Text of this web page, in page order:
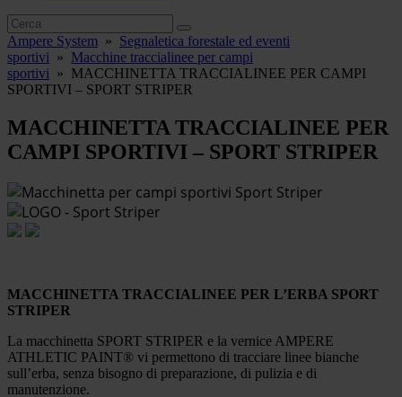
Ampere System » Segnaletica forestale ed eventi
sportivi » Macchine traccialinee per campi
sportivi » MACCHINETTA TRACCIALINEE PER CAMPI
SPORTIVI – SPORT STRIPER
MACCHINETTA TRACCIALINEE PER
CAMPI SPORTIVI – SPORT STRIPER
MACCHINETTA TRACCIALINEE PER L’ERBA SPORT
STRIPER
La macchinetta SPORT STRIPER e la vernice AMPERE
ATHLETIC PAINT® vi permettono di tracciare linee bianche
sull’erba, senza bisogno di preparazione, di pulizia e di
manutenzione.